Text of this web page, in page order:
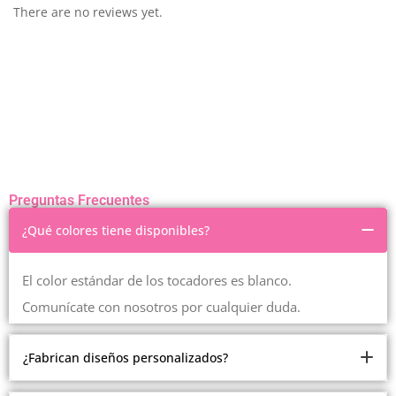
There are no reviews yet.
Preguntas Frecuentes
¿Qué colores tiene disponibles?
El color estándar de los tocadores es blanco.
Comunícate con nosotros por cualquier duda.
¿Fabrican diseños personalizados?